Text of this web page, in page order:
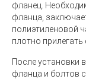
фланец.
фланца,
полиэтиленовой
плотно
После установки
фланца и болтов